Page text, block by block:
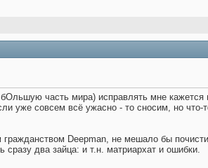
часть мира) исправлять мне
уже совсем всё ужасно - то сносим, но
гражданством Deepman, не мешало бы
сразу два зайца: и т.н. матриархат и ошибки.